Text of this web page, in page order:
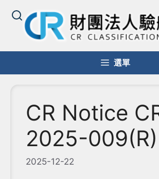
容
選單
CR Notice
2025-009(R)
2025-12-22